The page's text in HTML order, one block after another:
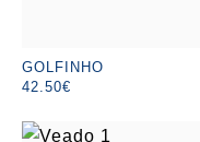
GOLFINHO
42.50€